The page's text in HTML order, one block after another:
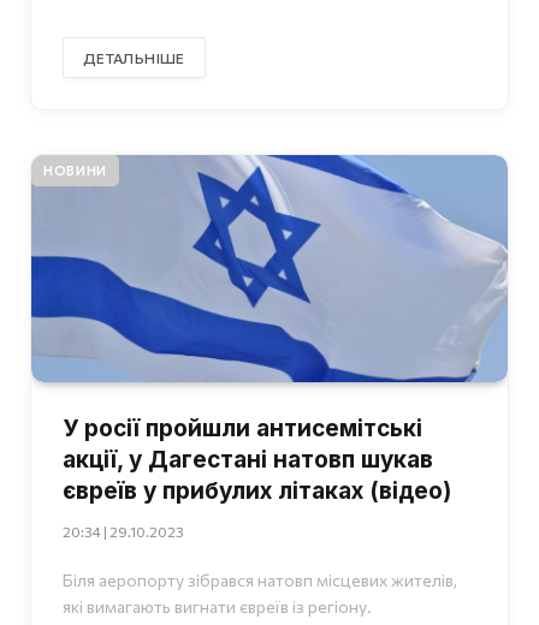
ДЕТАЛЬНІШЕ
НОВИНИ
У росії пройшли антисемітські
акції, у Дагестані натовп шукав
євреїв у прибулих літаках (відео)
20:34 | 29.10.2023
Біля аеропорту зібрався натовп місцевих жителів,
які вимагають вигнати євреїв із регіону.